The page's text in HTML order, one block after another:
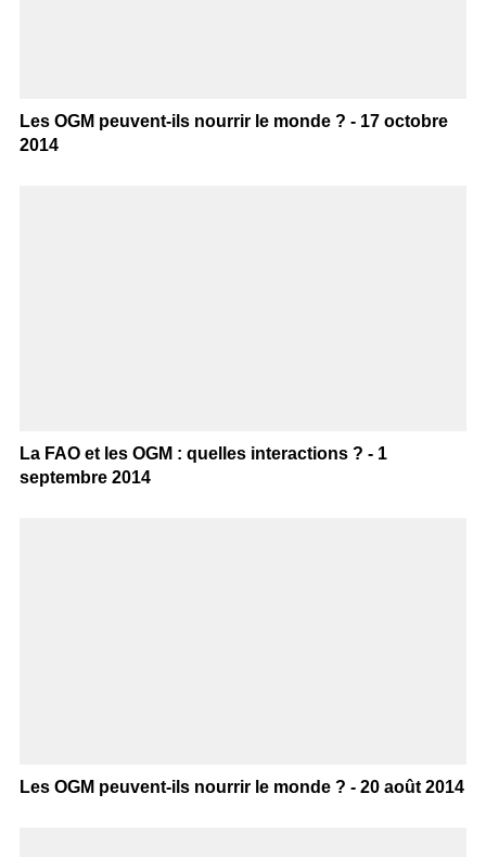
Les OGM peuvent-ils nourrir le monde ? - 17 octobre
2014
La FAO et les OGM : quelles interactions ? - 1
septembre 2014
Les OGM peuvent-ils nourrir le monde ? - 20 août 2014